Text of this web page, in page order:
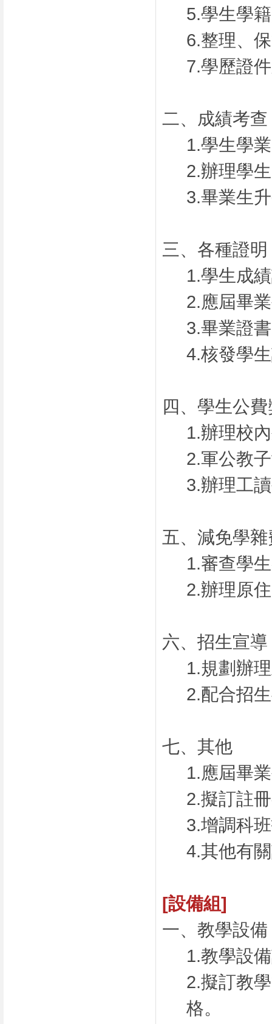
5.學生學
6.整理、
7.學歷證
二、成績考查
1.學生學
2.辦理學
3.畢業生
三、各種證明
1.學生成
2.應屆畢
3.畢業證
4.核發學
四、學生公
1.辦理校
2.軍公教
3.辦理工
五、減免學雜
1.審查學
2.辦理原
六、招生宣導
1.規劃辦
2.配合招
七、其他
1.應屆畢
2.擬訂註
3.增調科
4.其他有
[設備組]
一、教學設備
1.教學設
2.擬訂教
格。